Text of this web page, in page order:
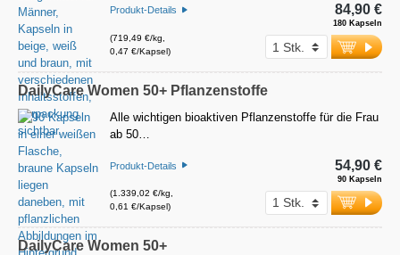
Produkt-Details
(719,49 €/kg,
0,47 €/Kapsel)
180 Kapseln
84,90 €
DailyCare Women 50+ Pflanzenstoffe
Alle wichtigen bioaktiven Pflanzenstoffe für die Frau
ab 50…
Produkt-Details
(1.339,02 €/kg,
0,61 €/Kapsel)
90 Kapseln
54,90 €
DailyCare Women 50+